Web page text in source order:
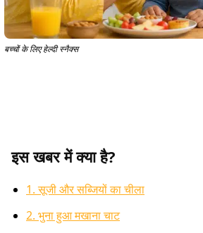
बच्चों के लिए हेल्दी स्नैक्स
इस खबर में क्या है?
1. सूजी और सब्जियों का चीला
2. भुना हुआ मखाना चाट